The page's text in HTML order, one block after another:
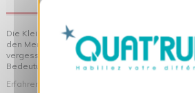
Die Kleidung von Quat'rues besteht aus Bio-
den Menschen und ihrer Umwelt gegenüber
vergessen die originellen Motive, die Ihrer
Bedeutung verleihen!
Erfahren Sie mehr über unsere Philosophie